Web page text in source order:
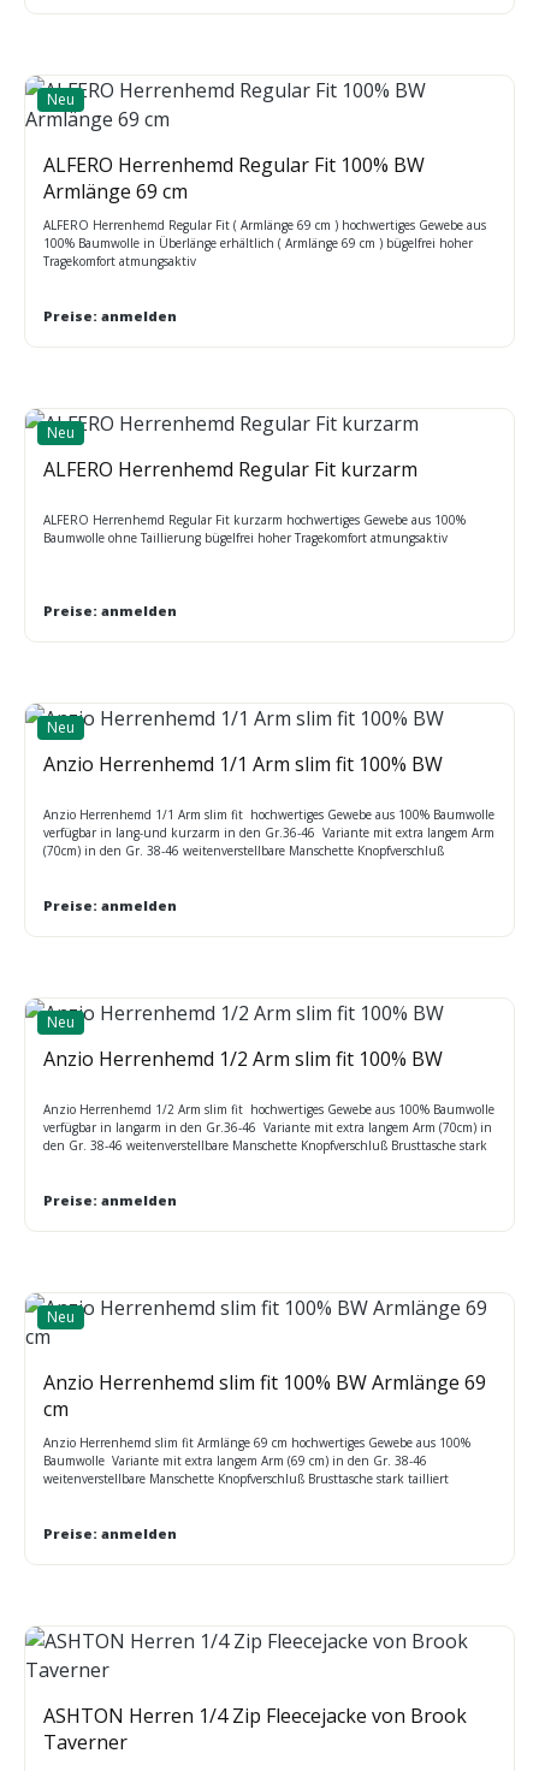
Neu
ALFERO Herrenhemd Regular Fit 100% BW
Armlänge 69 cm
ALFERO Herrenhemd Regular Fit ( Armlänge 69 cm ) hochwertiges Gewebe aus
100% Baumwolle in Überlänge erhältlich ( Armlänge 69 cm ) bügelfrei hoher
Tragekomfort atmungsaktiv
Preise: anmelden
Neu
ALFERO Herrenhemd Regular Fit kurzarm
ALFERO Herrenhemd Regular Fit kurzarm hochwertiges Gewebe aus 100%
Baumwolle ohne Taillierung bügelfrei hoher Tragekomfort atmungsaktiv
Preise: anmelden
Neu
Anzio Herrenhemd 1/1 Arm slim fit 100% BW
Anzio Herrenhemd 1/1 Arm slim fit hochwertiges Gewebe aus 100% Baumwolle
verfügbar in lang-und kurzarm in den Gr.36-46 Variante mit extra langem Arm
(70cm) in den Gr. 38-46 weitenverstellbare Manschette Knopfverschluß
Preise: anmelden
Neu
Anzio Herrenhemd 1/2 Arm slim fit 100% BW
Anzio Herrenhemd 1/2 Arm slim fit hochwertiges Gewebe aus 100% Baumwolle
verfügbar in langarm in den Gr.36-46 Variante mit extra langem Arm (70cm) in
den Gr. 38-46 weitenverstellbare Manschette Knopfverschluß Brusttasche stark
Preise: anmelden
Neu
Anzio Herrenhemd slim fit 100% BW Armlänge 69
cm
Anzio Herrenhemd slim fit Armlänge 69 cm hochwertiges Gewebe aus 100%
Baumwolle Variante mit extra langem Arm (69 cm) in den Gr. 38-46
weitenverstellbare Manschette Knopfverschluß Brusttasche stark tailliert
Preise: anmelden
ASHTON Herren 1/4 Zip Fleecejacke von Brook
Taverner